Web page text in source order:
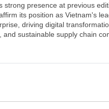
strong presence at previous
its position as Vietnam's
driving digital
and sustainable supply chain